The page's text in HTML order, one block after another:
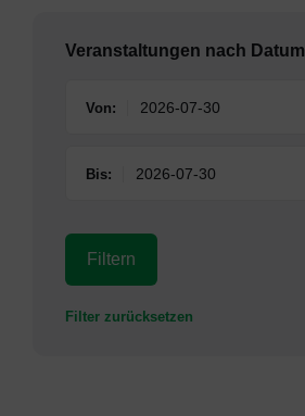
Veranstaltungen nach Datum
Von:
Bis:
Filtern
Filter zurücksetzen